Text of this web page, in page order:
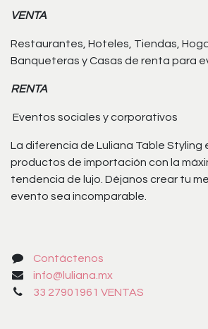
VENTA
Restaurantes, Hoteles, Tiendas,
Banqueteras y Casas de renta para
RENTA
Eventos sociales y corporativos
La diferencia de Luliana Table Styling
productos de importación con la
tendencia de lujo. Déjanos crear tu
evento sea incomparable.
Contáctenos
info@luliana.mx
33 27901961 VENTAS